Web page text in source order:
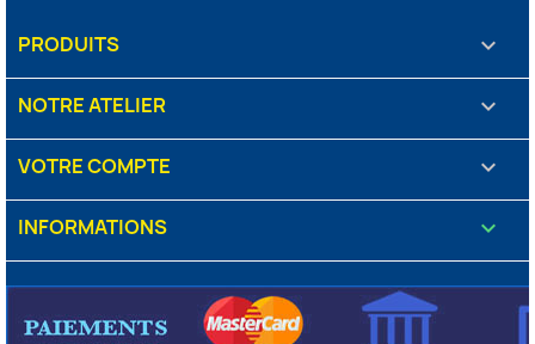
PRODUITS 
NOTRE ATELIER 
VOTRE COMPTE 
INFORMATIONS keyboard_arrow_down